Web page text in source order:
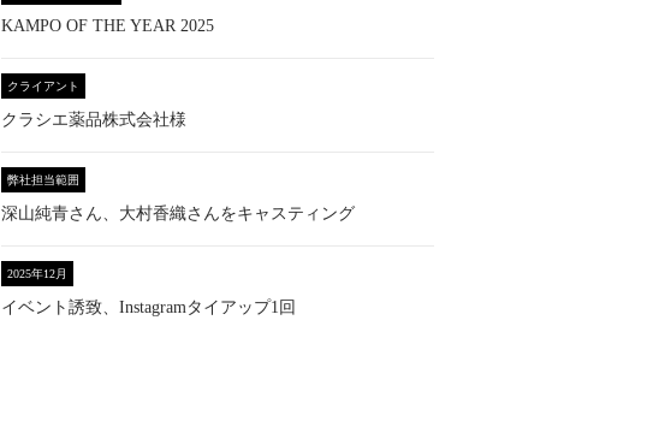
KAMPO OF THE YEAR 2025
クライアント
クラシエ薬品株式会社様
弊社担当範囲
深山純青さん、大村香織さんをキャスティング
2025年12月
イベント誘致、Instagramタイアップ1回